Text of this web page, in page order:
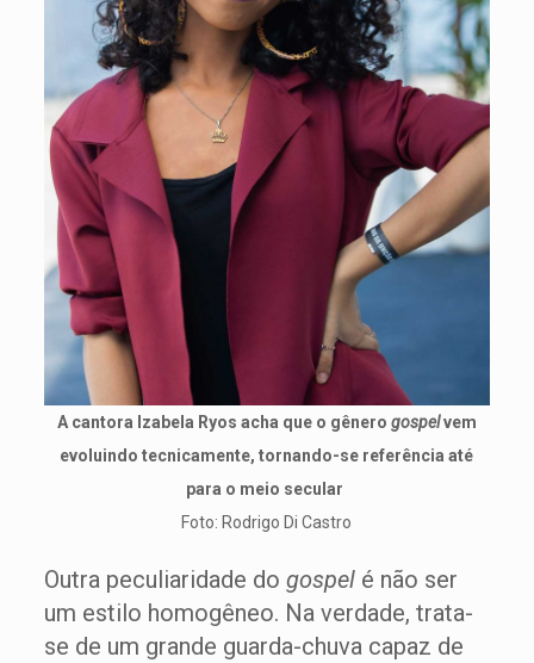
A cantora Izabela Ryos acha que o gênero gospelvem
evoluindo tecnicamente, tornando-se referência até
para o meio secular
Foto: Rodrigo Di Castro
Outra peculiaridade do gospel é não ser
um estilo homogêneo. Na verdade, trata-
se de um grande guarda-chuva capaz de